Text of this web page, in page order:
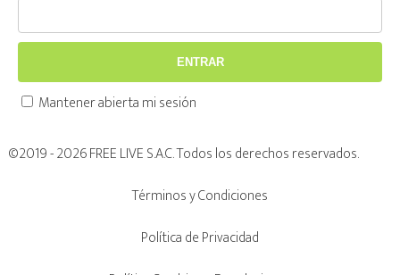
ENTRAR
Mantener abierta mi sesión
©2019 - 2026 FREE LIVE S.A.C. Todos los derechos reservados.
Términos y Condiciones
Política de Privacidad